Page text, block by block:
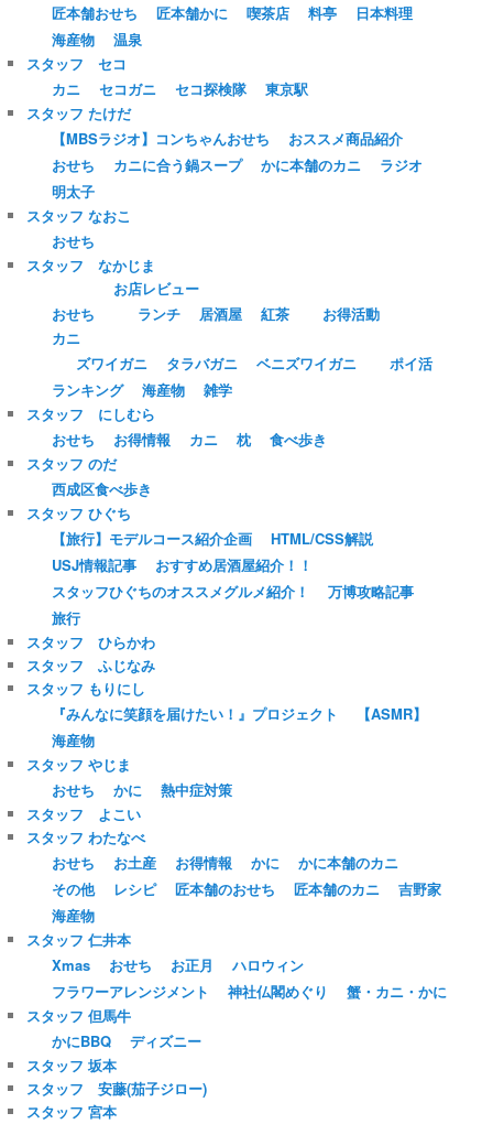
匠本舗おせち
匠本舗かに 喫茶店 料亭
日本料理
海産物
温泉
スタッフ セコ
カニ
セコガニ セコ探検隊
東京駅
スタッフ たけだ
【MBSラジオ】コンちゃんおせち
おススメ商品紹介
おせち
カニに合う鍋スープ かに本舗のカニ
ラジオ
明太子
スタッフ なおこ
おせち
スタッフ なかじま
おせち
お店レビュー
ランチ
居酒屋 紅茶
お得活動
カニ
ズワイガニ
タラバガニ ベニズワイガニ
ポイ活
ランキング
海産物
雑学
スタッフ にしむら
おせち
お得情報 カニ 枕
食べ歩き
スタッフ のだ
西成区食べ歩き
スタッフ ひぐち
【旅行】モデルコース紹介企画
HTML/CSS解説
USJ情報記事
おすすめ居酒屋紹介！！
スタッフひぐちのオススメグルメ紹介！
万博攻略記事
旅行
スタッフ ひらかわ
スタッフ ふじなみ
スタッフ もりにし
『みんなに笑顔を届けたい！』プロジェクト
【ASMR】
海産物
スタッフ やじま
おせち
かに
熱中症対策
スタッフ よこい
スタッフ わたなべ
おせち
お土産 お得情報 かに
かに本舗のカニ
その他
レシピ 匠本舗のおせち 匠本舗のカニ
吉野家
海産物
スタッフ 仁井本
Xmas
おせち お正月
ハロウィン
フラワーアレンジメント
神社仏閣めぐり
蟹・カニ・かに
スタッフ 但馬牛
かにBBQ
ディズニー
スタッフ 坂本
スタッフ 安藤(茄子ジロー)
スタッフ 宮本